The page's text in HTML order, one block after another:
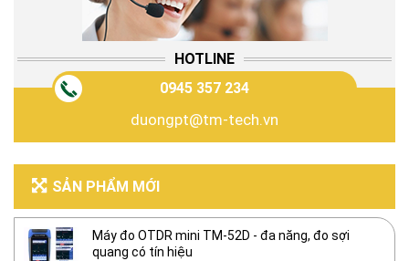
HOTLINE
0945 357 234
duongpt@tm-tech.vn
SẢN PHẨM MỚI
Máy đo OTDR mini TM-52D - đa năng, đo sợi
quang có tín hiệu